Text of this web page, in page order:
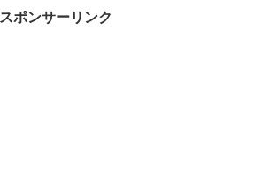
ングに行ってまいりましたｗそ
の...
スポンサーリンク